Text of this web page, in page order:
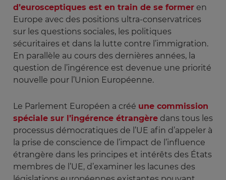
d’eurosceptiques est en train de se former en
Europe avec des positions ultra-conservatrices
sur les questions sociales, les politiques
sécuritaires et dans la lutte contre l’immigration.
En parallèle au cours des dernières années, la
question de l’ingérence est devenue une priorité
nouvelle pour l’Union Européenne.
Le Parlement Européen a créé une commission
spéciale sur l’ingérence étrangère dans tous les
processus démocratiques de l’UE afin d’appeler à
la prise de conscience de l’impact de l’influence
étrangère dans les principes et intérêts des États
membres de l’UE, d’examiner les lacunes des